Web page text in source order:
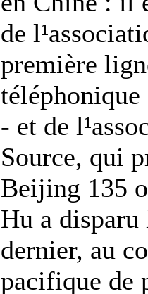
de
première
- et de
Source, qui
Beijing 135
Hu a
dernier, au
pacifique de